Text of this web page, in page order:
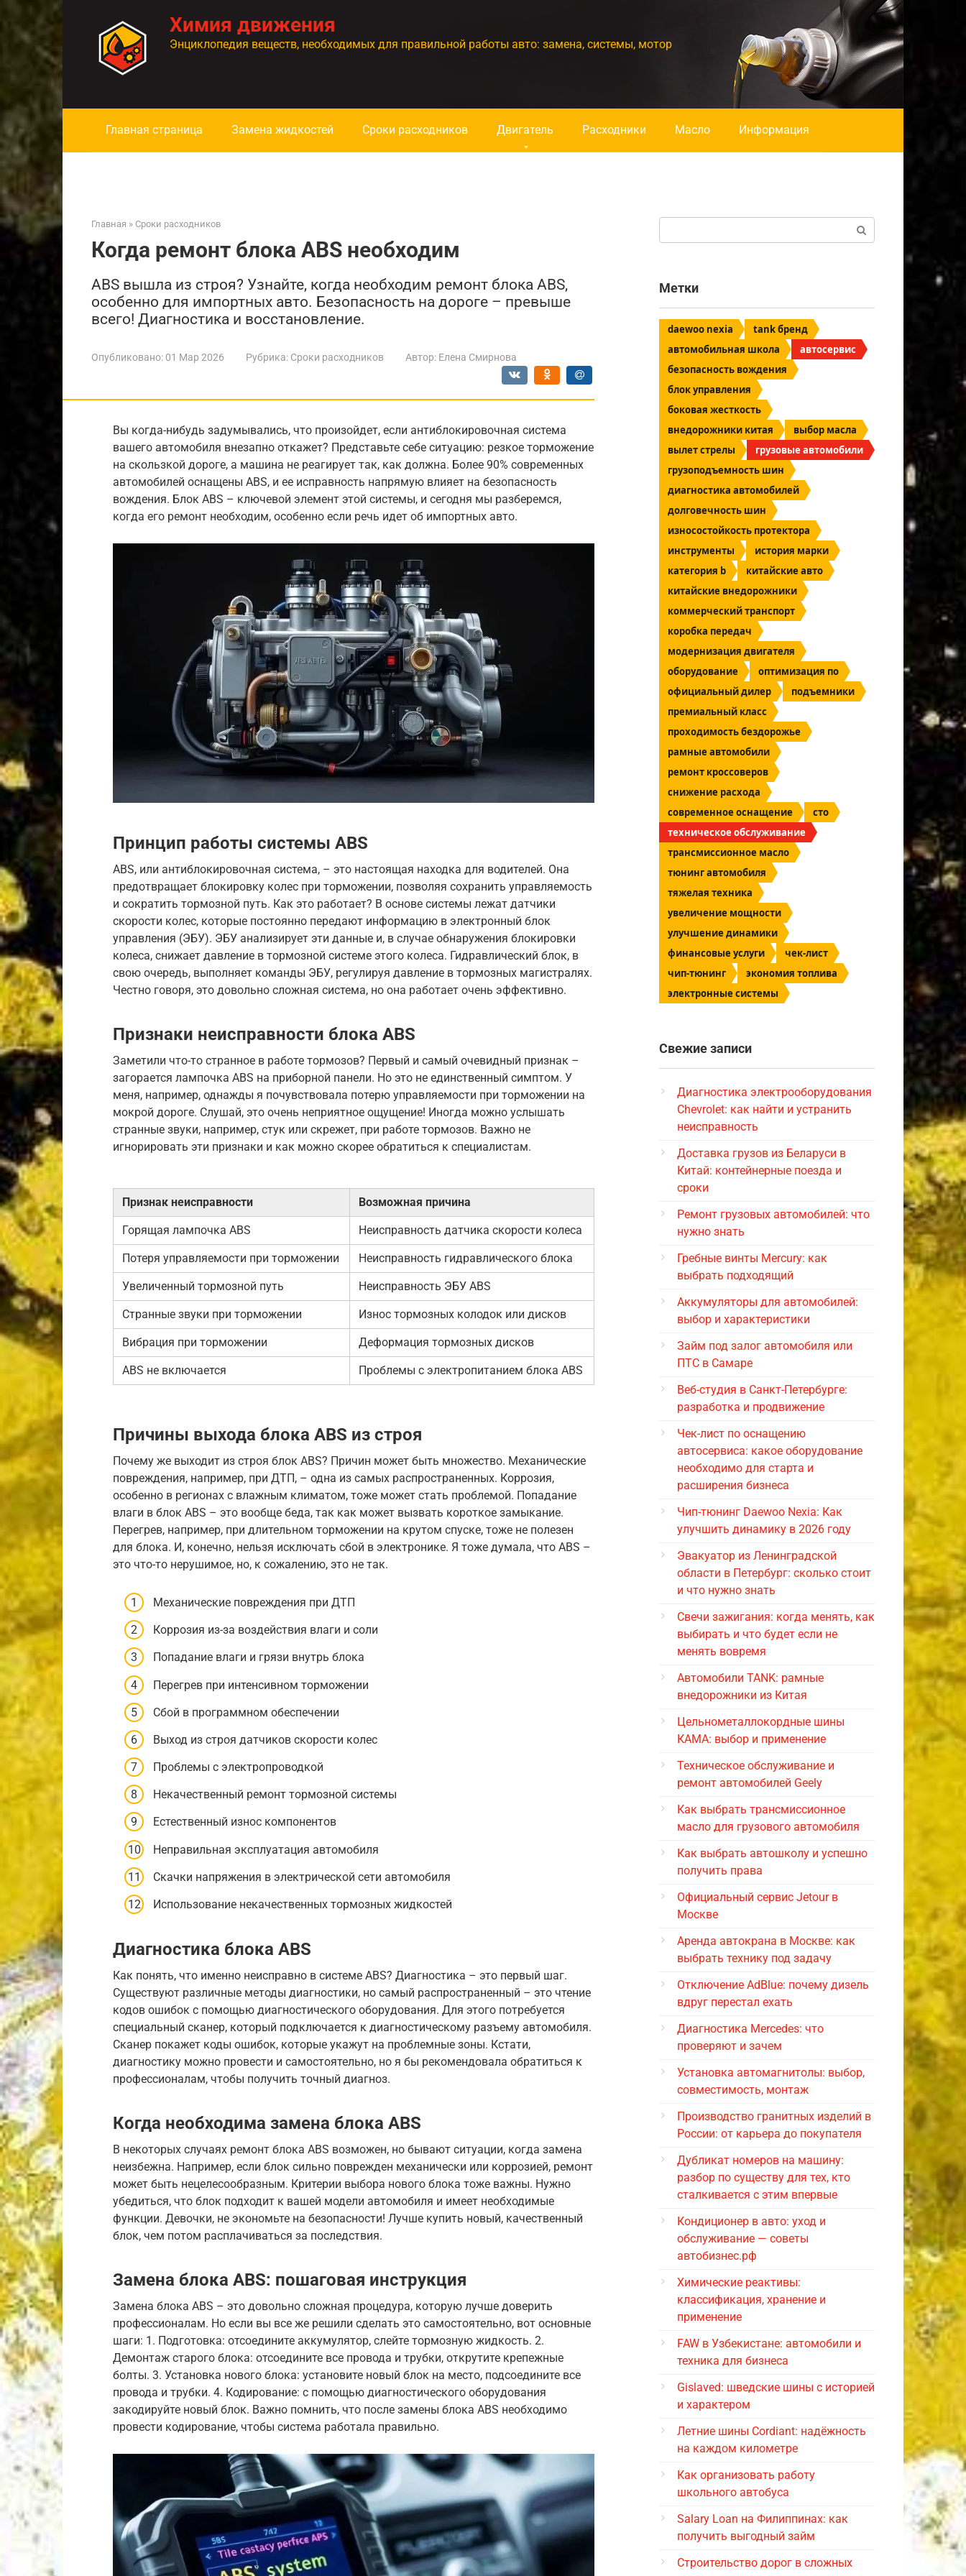
контенту
Химия движения
Энциклопедия веществ, необходимых для правильной работы авто: замена, системы, мотор
Главная страница Замена жидкостей Сроки расходников Двигатель Расходники Масло Информация
Главная » Сроки расходников
Когда ремонт блока ABS необходим
ABS вышла из строя? Узнайте, когда необходим ремонт блока ABS,
особенно для импортных авто. Безопасность на дороге – превыше
всего! Диагностика и восстановление.
Опубликовано: 01 Мар 2026 Рубрика: Сроки расходников Автор: Елена Смирнова
Вы когда-нибудь задумывались, что произойдет, если антиблокировочная система
вашего автомобиля внезапно откажет? Представьте себе ситуацию: резкое торможение
на скользкой дороге, а машина не реагирует так, как должна. Более 90% современных
автомобилей оснащены ABS, и ее исправность напрямую влияет на безопасность
вождения. Блок ABS – ключевой элемент этой системы, и сегодня мы разберемся,
когда его ремонт необходим, особенно если речь идет об импортных авто.
Принцип работы системы ABS
ABS, или антиблокировочная система, – это настоящая находка для водителей. Она
предотвращает блокировку колес при торможении, позволяя сохранить управляемость
и сократить тормозной путь. Как это работает? В основе системы лежат датчики
скорости колес, которые постоянно передают информацию в электронный блок
управления (ЭБУ). ЭБУ анализирует эти данные и, в случае обнаружения блокировки
колеса, снижает давление в тормозной системе этого колеса. Гидравлический блок, в
свою очередь, выполняет команды ЭБУ, регулируя давление в тормозных магистралях.
Честно говоря, это довольно сложная система, но она работает очень эффективно.
Признаки неисправности блока ABS
Заметили что-то странное в работе тормозов? Первый и самый очевидный признак –
загорается лампочка ABS на приборной панели. Но это не единственный симптом. У
меня, например, однажды я почувствовала потерю управляемости при торможении на
мокрой дороге. Слушай, это очень неприятное ощущение! Иногда можно услышать
странные звуки, например, стук или скрежет, при работе тормозов. Важно не
игнорировать эти признаки и как можно скорее обратиться к специалистам.
Признак неисправности Возможная причина
Горящая лампочка ABS Неисправность датчика скорости колеса
Потеря управляемости при торможении Неисправность гидравлического блока
Увеличенный тормозной путь Неисправность ЭБУ ABS
Странные звуки при торможении Износ тормозных колодок или дисков
Вибрация при торможении Деформация тормозных дисков
ABS не включается Проблемы с электропитанием блока ABS
Причины выхода блока ABS из строя
Почему же выходит из строя блок ABS? Причин может быть множество. Механические
повреждения, например, при ДТП, – одна из самых распространенных. Коррозия,
особенно в регионах с влажным климатом, тоже может стать проблемой. Попадание
влаги в блок ABS – это вообще беда, так как может вызвать короткое замыкание.
Перегрев, например, при длительном торможении на крутом спуске, тоже не полезен
для блока. И, конечно, нельзя исключать сбой в электронике. Я тоже думала, что ABS –
это что-то нерушимое, но, к сожалению, это не так.
Механические повреждения при ДТП
Коррозия из-за воздействия влаги и соли
Попадание влаги и грязи внутрь блока
Перегрев при интенсивном торможении
Сбой в программном обеспечении
Выход из строя датчиков скорости колес
Проблемы с электропроводкой
Некачественный ремонт тормозной системы
Естественный износ компонентов
Неправильная эксплуатация автомобиля
Скачки напряжения в электрической сети автомобиля
Использование некачественных тормозных жидкостей
Диагностика блока ABS
Как понять, что именно неисправно в системе ABS? Диагностика – это первый шаг.
Существуют различные методы диагностики, но самый распространенный – это чтение
кодов ошибок с помощью диагностического оборудования. Для этого потребуется
специальный сканер, который подключается к диагностическому разъему автомобиля.
Сканер покажет коды ошибок, которые укажут на проблемные зоны. Кстати,
диагностику можно провести и самостоятельно, но я бы рекомендовала обратиться к
профессионалам, чтобы получить точный диагноз.
Когда необходима замена блока ABS
В некоторых случаях ремонт блока ABS возможен, но бывают ситуации, когда замена
неизбежна. Например, если блок сильно поврежден механически или коррозией, ремонт
может быть нецелесообразным. Критерии выбора нового блока тоже важны. Нужно
убедиться, что блок подходит к вашей модели автомобиля и имеет необходимые
функции. Девочки, не экономьте на безопасности! Лучше купить новый, качественный
блок, чем потом расплачиваться за последствия.
Замена блока ABS: пошаговая инструкция
Замена блока ABS – это довольно сложная процедура, которую лучше доверить
профессионалам. Но если вы все же решили сделать это самостоятельно, вот основные
шаги: 1. Подготовка: отсоедините аккумулятор, слейте тормозную жидкость. 2.
Демонтаж старого блока: отсоедините все провода и трубки, открутите крепежные
болты. 3. Установка нового блока: установите новый блок на место, подсоедините все
провода и трубки. 4. Кодирование: с помощью диагностического оборудования
закодируйте новый блок. Важно помнить, что после замены блока ABS необходимо
провести кодирование, чтобы система работала правильно.
Метки
daewoo nexia
tank бренд
автомобильная школа
автосервис
безопасность вождения
блок управления
боковая жесткость
внедорожники китая
выбор масла
вылет стрелы
грузовые автомобили
грузоподъемность шин
диагностика автомобилей
долговечность шин
износостойкость протектора
инструменты
история марки
категория b
китайские авто
китайские внедорожники
коммерческий транспорт
коробка передач
модернизация двигателя
оборудование
оптимизация по
официальный дилер
подъемники
премиальный класс
проходимость бездорожье
рамные автомобили
ремонт кроссоверов
снижение расхода
современное оснащение
сто
техническое обслуживание
трансмиссионное масло
тюнинг автомобиля
тяжелая техника
увеличение мощности
улучшение динамики
финансовые услуги
чек-лист
чип-тюнинг
экономия топлива
электронные системы
Свежие записи
Диагностика электрооборудования
Chevrolet: как найти и устранить
неисправность
Доставка грузов из Беларуси в
Китай: контейнерные поезда и
сроки
Ремонт грузовых автомобилей: что
нужно знать
Гребные винты Mercury: как
выбрать подходящий
Аккумуляторы для автомобилей:
выбор и характеристики
Займ под залог автомобиля или
ПТС в Самаре
Веб-студия в Санкт-Петербурге:
разработка и продвижение
Чек-лист по оснащению
автосервиса: какое оборудование
необходимо для старта и
расширения бизнеса
Чип-тюнинг Daewoo Nexia: Как
улучшить динамику в 2026 году
Эвакуатор из Ленинградской
области в Петербург: сколько стоит
и что нужно знать
Свечи зажигания: когда менять, как
выбирать и что будет если не
менять вовремя
Автомобили TANK: рамные
внедорожники из Китая
Цельнометаллокордные шины
КАМА: выбор и применение
Техническое обслуживание и
ремонт автомобилей Geely
Как выбрать трансмиссионное
масло для грузового автомобиля
Как выбрать автошколу и успешно
получить права
Официальный сервис Jetour в
Москве
Аренда автокрана в Москве: как
выбрать технику под задачу
Отключение AdBlue: почему дизель
вдруг перестал ехать
Диагностика Mercedes: что
проверяют и зачем
Установка автомагнитолы: выбор,
совместимость, монтаж
Производство гранитных изделий в
России: от карьера до покупателя
Дубликат номеров на машину:
разбор по существу для тех, кто
сталкивается с этим впервые
Кондиционер в авто: уход и
обслуживание — советы
автобизнес.рф
Химические реактивы:
классификация, хранение и
применение
FAW в Узбекистане: автомобили и
техника для бизнеса
Gislaved: шведские шины с историей
и характером
Летние шины Cordiant: надёжность
на каждом километре
Как организовать работу
школьного автобуса
Salary Loan на Филиппинах: как
получить выгодный займ
Строительство дорог в сложных